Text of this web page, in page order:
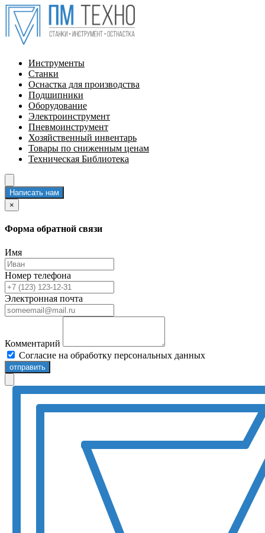
Инструменты
Станки
Оснастка для производства
Подшипники
Оборудование
Электроинструмент
Пневмоинструмент
Хозяйственный инвентарь
Товары по сниженным ценам
Техническая Библиотека
Написать нам
×
Форма обратной связи
Имя
Номер телефона
Электронная почта
Комментарий
Согласие на обработку персональных данных
отправить